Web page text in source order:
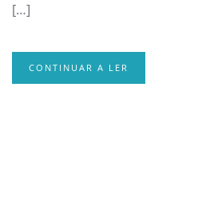
[…]
CONTINUAR A LER